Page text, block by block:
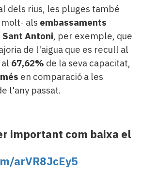
dels rius, les pluges també
als embassaments
Sant Antoni, per exemple, que
de l'aigua que es recull al
67,62% de la seva capacitat,
en comparació a les
l'any passat.
important com baixa el
arVR8JcEy5